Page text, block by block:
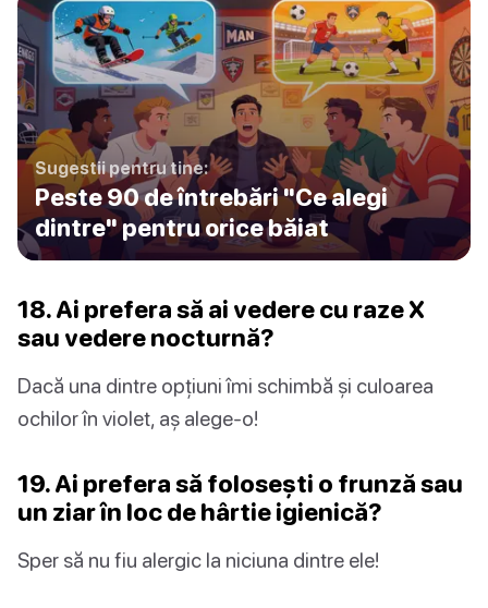
Sugestii pentru tine:
Peste 90 de întrebări "Ce alegi
dintre" pentru orice băiat
18. Ai prefera să ai vedere cu raze X
sau vedere nocturnă?
Dacă una dintre opțiuni îmi schimbă și culoarea
ochilor în violet, aș alege-o!
19. Ai prefera să folosești o frunză sau
un ziar în loc de hârtie igienică?
Sper să nu fiu alergic la niciuna dintre ele!